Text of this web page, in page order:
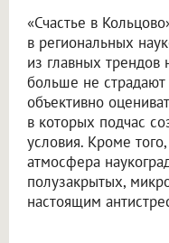
«Счастье в
в региональных
из главных
больше не страдают
объективно
в которых подчас
условия. Кроме
атмосфера
полузакрытых,
настоящим